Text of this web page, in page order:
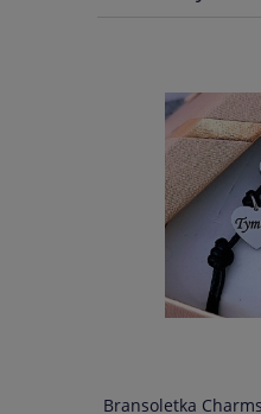
Bransoletka